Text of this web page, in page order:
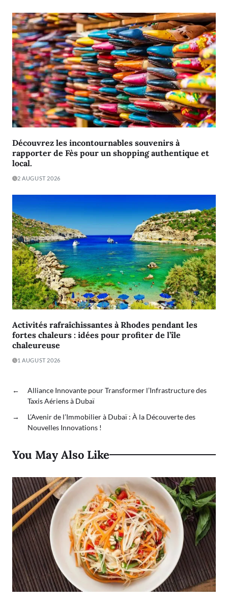
Découvrez les incontournables souvenirs à
rapporter de Fès pour un shopping authentique et
local.
2 AUGUST 2026
Activités rafraîchissantes à Rhodes pendant les
fortes chaleurs : idées pour profiter de l’île
chaleureuse
1 AUGUST 2026
←
Alliance Innovante pour Transformer l’Infrastructure des
Taxis Aériens à Dubaï
→
L’Avenir de l’Immobilier à Dubaï : À la Découverte des
Nouvelles Innovations !
You May Also Like